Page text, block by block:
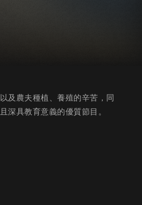
及農夫種植、養殖的辛苦，同
深具教育意義的優質節目。